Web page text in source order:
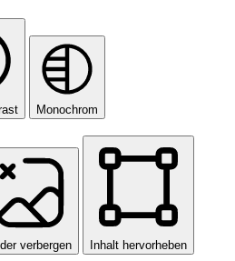
Monochrom
verbergen Inhalt hervorheben